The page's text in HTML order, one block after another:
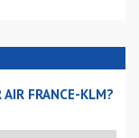
FRANCE-KLM?